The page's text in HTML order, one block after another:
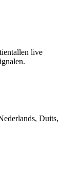
live
Duits,